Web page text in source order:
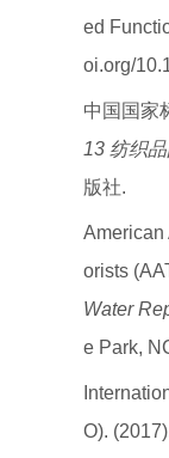
ed
oi.org/
中国国家
13 纺织
版社.
American
orists
Water
e Park,
O).